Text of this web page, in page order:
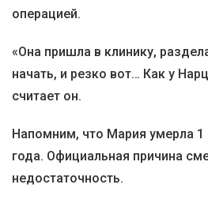
операцией.
«Она пришла в клинику,
начать, и резко вот… Как у
считает он.
Напомним, что Мария умерла 1
года. Официальная причина
недостаточность.